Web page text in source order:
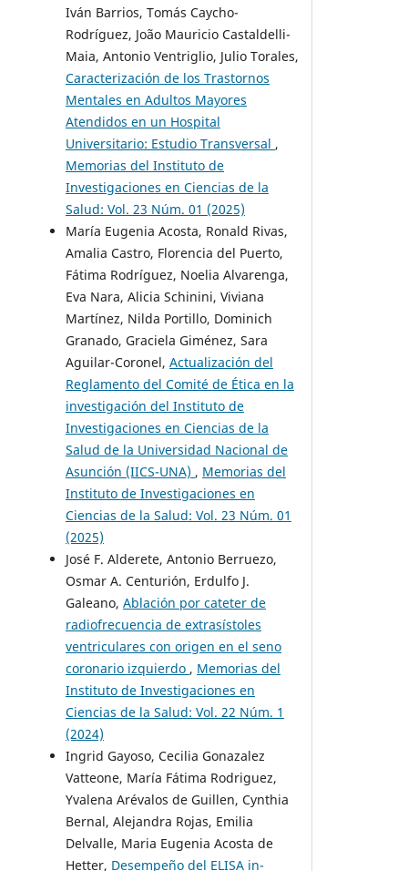
Iván Barrios, Tomás Caycho-
Rodríguez, João Mauricio Castaldelli-
Maia, Antonio Ventriglio, Julio Torales,
Caracterización de los Trastornos
Mentales en Adultos Mayores
Atendidos en un Hospital
Universitario: Estudio Transversal ,
Memorias del Instituto de
Investigaciones en Ciencias de la
Salud: Vol. 23 Núm. 01 (2025)
María Eugenia Acosta, Ronald Rivas,
Amalia Castro, Florencia del Puerto,
Fátima Rodríguez, Noelia Alvarenga,
Eva Nara, Alicia Schinini, Viviana
Martínez, Nilda Portillo, Dominich
Granado, Graciela Giménez, Sara
Aguilar-Coronel, Actualización del
Reglamento del Comité de Ética en la
investigación del Instituto de
Investigaciones en Ciencias de la
Salud de la Universidad Nacional de
Asunción (IICS-UNA) , Memorias del
Instituto de Investigaciones en
Ciencias de la Salud: Vol. 23 Núm. 01
(2025)
José F. Alderete, Antonio Berruezo,
Osmar A. Centurión, Erdulfo J.
Galeano, Ablación por cateter de
radiofrecuencia de extrasístoles
ventriculares con origen en el seno
coronario izquierdo , Memorias del
Instituto de Investigaciones en
Ciencias de la Salud: Vol. 22 Núm. 1
(2024)
Ingrid Gayoso, Cecilia Gonazalez
Vatteone, María Fátima Rodriguez,
Yvalena Arévalos de Guillen, Cynthia
Bernal, Alejandra Rojas, Emilia
Delvalle, Maria Eugenia Acosta de
Hetter, Desempeño del ELISA in-